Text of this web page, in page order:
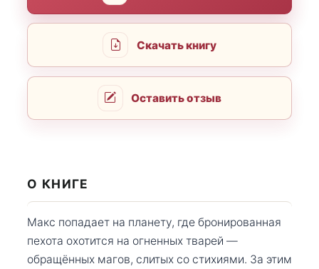
Скачать книгу
Оставить отзыв
О КНИГЕ
Макс попадает на планету, где бронированная
пехота охотится на огненных тварей —
обращённых магов, слитых со стихиями. За этим